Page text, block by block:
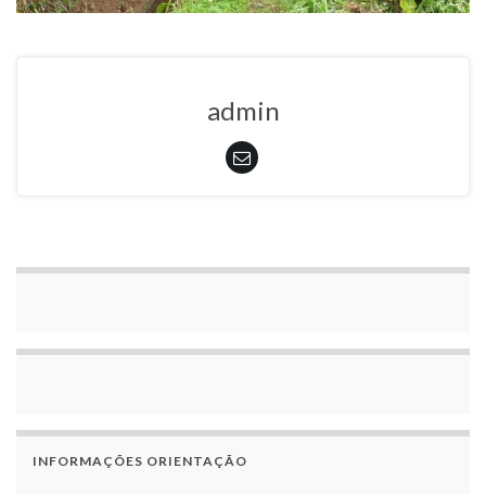
admin
INFORMAÇÕES ORIENTAÇÃO